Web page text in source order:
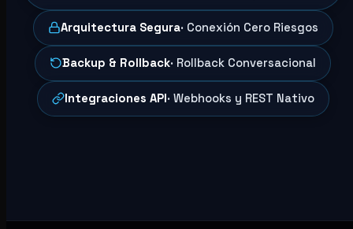
Arquitectura Segura· Conexión Cero Riesgos
Backup & Rollback· Rollback Conversacional
Integraciones API· Webhooks y REST Nativo